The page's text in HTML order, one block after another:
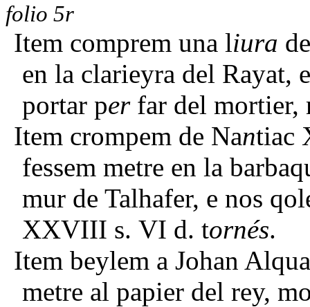
folio 5r
Item comprem una liura
en la clarieyra del Rayat,
portar perfar del mortier,
Item crompem de Nantiac
fessem metre en la
mur de Talhafer, e nos
XXVIII s. VI d. tornés.
Item beylem a Johan
metre al papier del rey,